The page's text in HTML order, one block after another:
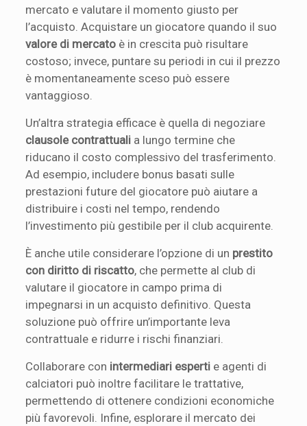
mercato e valutare il momento giusto per
l’acquisto. Acquistare un giocatore quando il suo
valore di mercato è in crescita può risultare
costoso; invece, puntare su periodi in cui il prezzo
è momentaneamente sceso può essere
vantaggioso.
Un’altra strategia efficace è quella di negoziare
clausole contrattuali a lungo termine che
riducano il costo complessivo del trasferimento.
Ad esempio, includere bonus basati sulle
prestazioni future del giocatore può aiutare a
distribuire i costi nel tempo, rendendo
l’investimento più gestibile per il club acquirente.
È anche utile considerare l’opzione di un prestito
con diritto di riscatto, che permette al club di
valutare il giocatore in campo prima di
impegnarsi in un acquisto definitivo. Questa
soluzione può offrire un’importante leva
contrattuale e ridurre i rischi finanziari.
Collaborare con intermediari esperti e agenti di
calciatori può inoltre facilitare le trattative,
permettendo di ottenere condizioni economiche
più favorevoli. Infine, esplorare il mercato dei